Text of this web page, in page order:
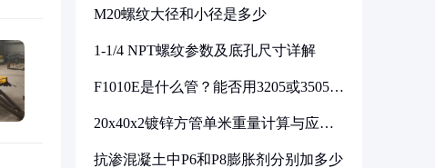
M20螺纹大径和小径是多少
1-1/4 NPT螺纹参数及底孔尺寸详解
F1010E是什么管？能否用3205或3505代
20x40x2镀锌方管单米重量计算与应用
抗渗混凝土中P6和P8膨胀剂分别加多少